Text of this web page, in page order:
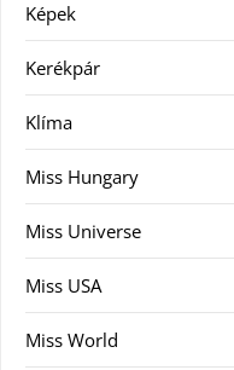
Képek
Kerékpár
Klíma
Miss Hungary
Miss Universe
Miss USA
Miss World